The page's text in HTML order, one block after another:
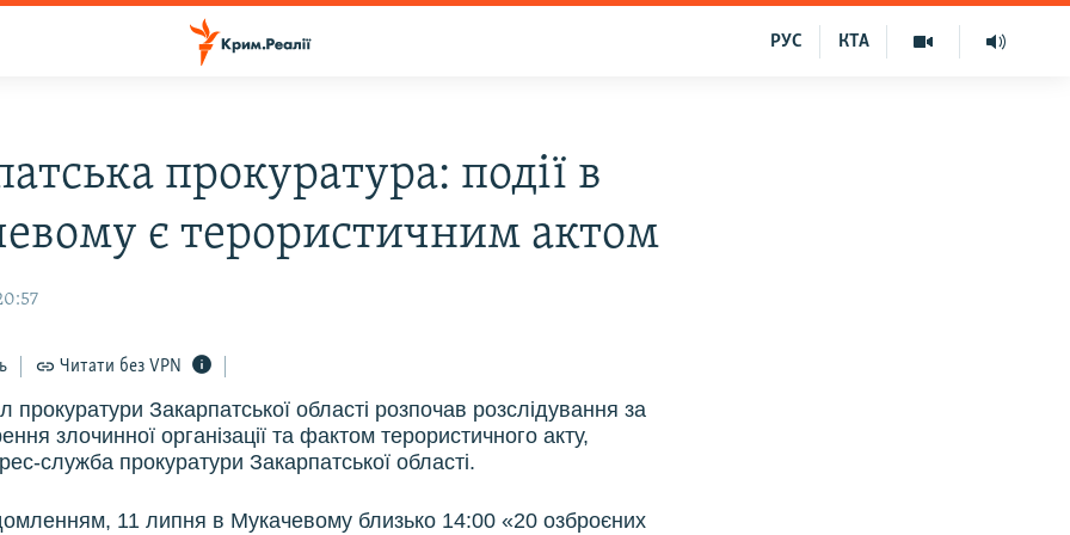
КТА
РУС
прокуратура: події в
є терористичним актом
Читати без VPN
прокуратури Закарпатської області розпочав розслідування за
злочинної організації та фактом терористичного акту,
служба прокуратури Закарпатської області.
11 липня в Мукачевому близько 14:00 «20 озброєних